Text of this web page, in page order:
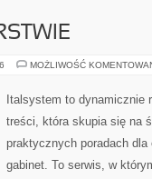
MOŻLIWOŚĆ
Italsystem to dynamicznie
treści, która skupia się na
praktycznych poradach
gabinet. To serwis, w